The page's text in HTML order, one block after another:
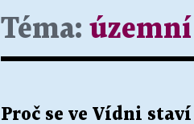
Téma:
Proč se ve Vídni